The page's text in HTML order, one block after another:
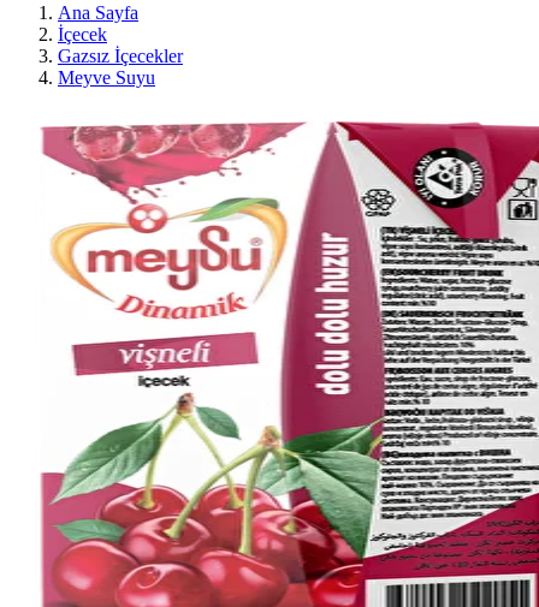
Ana Sayfa
İçecek
Gazsız İçecekler
Meyve Suyu